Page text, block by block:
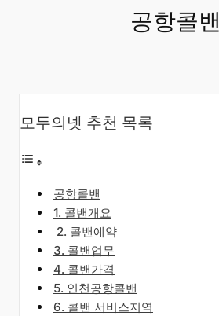
공항콜밴
모두의넷 추천 목록
공항콜밴
​1. 콜밴개요
​2. 콜밴예약
3. 콜밴업무
4. 콜밴가격
5. 인천공항콜밴
6. 콜밴 서비스지역